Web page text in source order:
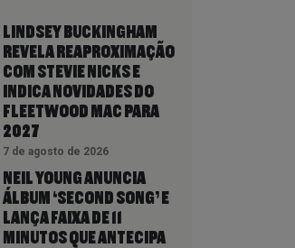
LINDSEY BUCKINGHAM
REVELA REAPROXIMAÇÃO
COM STEVIE NICKS E
INDICA NOVIDADES DO
FLEETWOOD MAC PARA
2027
7 de agosto de 2026
NEIL YOUNG ANUNCIA
ÁLBUM ‘SECOND SONG’ E
LANÇA FAIXA DE 11
MINUTOS QUE ANTECIPA